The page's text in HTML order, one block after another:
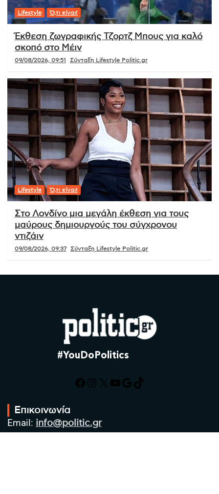
Lifestyle Ό,τι είναι!
Έκθεση ζωγραφικής Τζορτζ Μπους για καλό
σκοπό στο Μέιν
09/08/2026, 09:51 Σύνταξη Lifestyle Politic.gr
Lifestyle Ό,τι είναι!
Στο Λονδίνο μια μεγάλη έκθεση για τους
μαύρους δημιουργούς του σύγχρονου
ντιζάιν
09/08/2026, 09:37 Σύνταξη Lifestyle Politic.gr
#YouDoPolitics
Facebook
Instagram
X YouTube
Google
TikTok
Επικοινωνία
Email: info@politic.gr
Τηλ: